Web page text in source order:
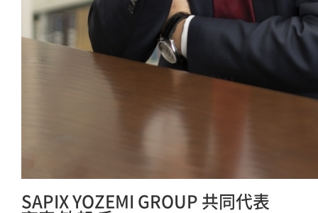
SAPIX YOZEMI GROUP 共同代表